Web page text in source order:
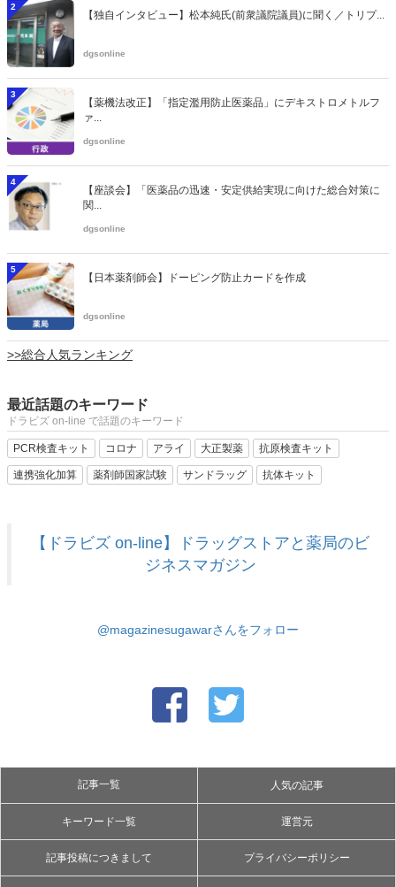
2
【独自インタビュー】松本純氏(前衆議院議員)に聞く／トリプ...
dgsonline
3
【薬機法改正】「指定濫用防止医薬品」にデキストロメトルフ
ァ...
dgsonline
4
【座談会】「医薬品の迅速・安定供給実現に向けた総合対策に
関...
dgsonline
5
【日本薬剤師会】ドーピング防止カードを作成
dgsonline
>>総合人気ランキング
最近話題のキーワード
ドラビズ on-line で話題のキーワード
PCR検査キット コロナ アライ 大正製薬 抗原検査キット
連携強化加算 薬剤師国家試験 サンドラッグ 抗体キット
【ドラビズ on-line】ドラッグストアと薬局のビ
ジネスマガジン
@magazinesugawarさんをフォロー
記事一覧 人気の記事
キーワード一覧 運営元
記事投稿につきまして プライバシーポリシー